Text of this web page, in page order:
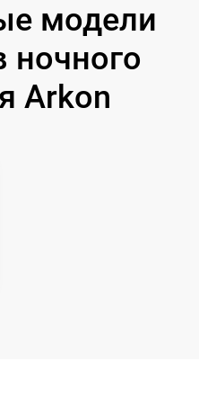
модели
ночного
Arkon